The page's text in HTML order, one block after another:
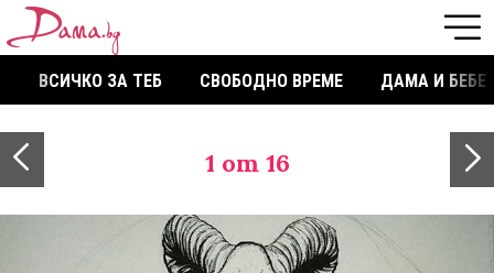
ВСИЧКО ЗА ТЕБ СВОБОДНО ВРЕМЕ ДАМА И БЕБЕ
1 от 16